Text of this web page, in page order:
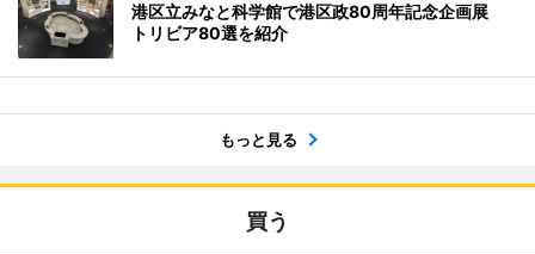
港区立みなと科学館で港区政80周年記念企画展
トリビア80選を紹介
もっと見る
買う